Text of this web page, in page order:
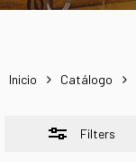
Inicio Catálogo
Filters